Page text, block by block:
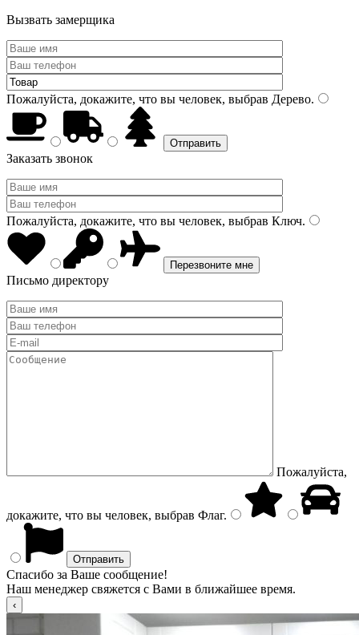
Вызвать замерщика
Пожалуйста, докажите, что вы человек, выбрав Дерево.
Заказать звонок
Пожалуйста, докажите, что вы человек, выбрав Ключ.
Письмо директору
Пожалуйста,
докажите, что вы человек, выбрав Флаг.
Спасибо за Ваше сообщение!
Наш менеджер свяжется с Вами в ближайшее время.